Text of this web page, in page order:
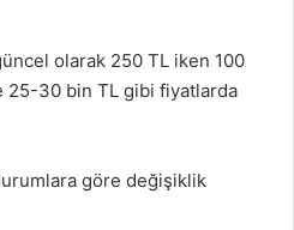
olarak 250 TL iken 100
25-30 bin TL gibi fiyatlarda
göre değişiklik